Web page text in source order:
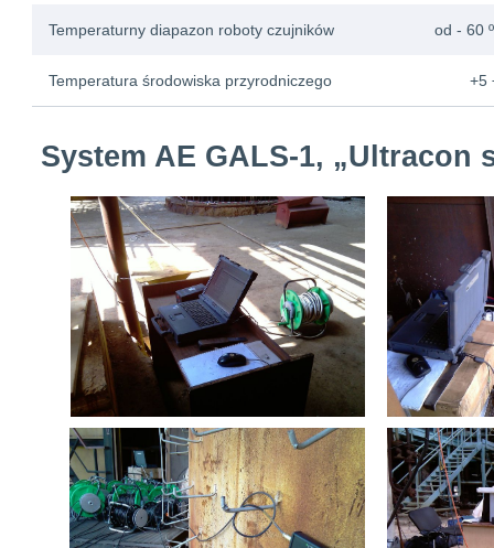
Temperaturny diapazon roboty czujników od - 60
Temperatura środowiska przyrodniczego +5
System AE GALS-1, „Ultracon